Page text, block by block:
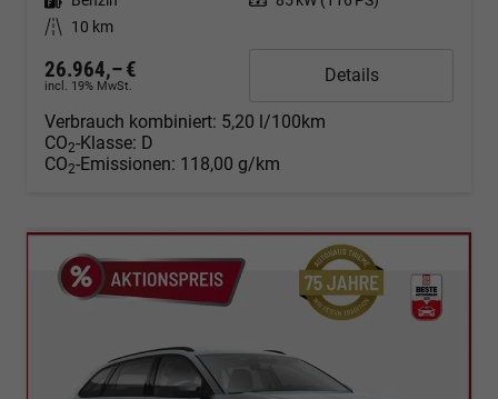
Kilometerstand
10 km
26.964,– €
incl. 19% MwSt.
Details
Verbrauch kombiniert: 5,20 l/100km
CO2-Klasse: D
CO2-Emissionen: 118,00 g/km